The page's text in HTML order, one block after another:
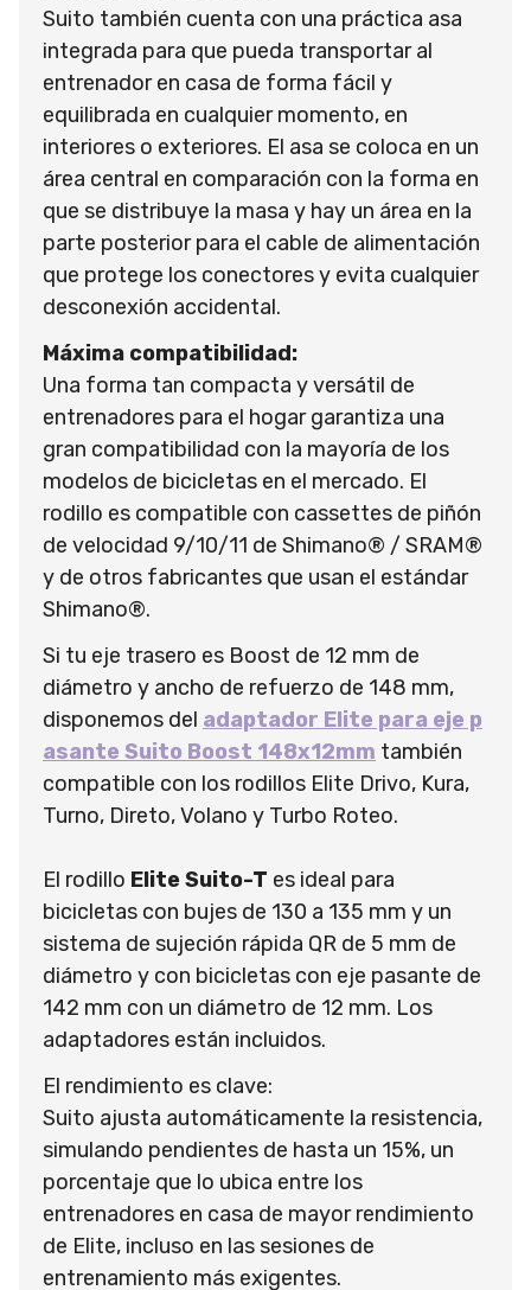
Suito también cuenta con una práctica asa
integrada para que pueda transportar al
entrenador en casa de forma fácil y
equilibrada en cualquier momento, en
interiores o exteriores. El asa se coloca en un
área central en comparación con la forma en
que se distribuye la masa y hay un área en la
parte posterior para el cable de alimentación
que protege los conectores y evita cualquier
desconexión accidental.
Máxima compatibilidad:
Una forma tan compacta y versátil de
entrenadores para el hogar garantiza una
gran compatibilidad con la mayoría de los
modelos de bicicletas en el mercado. El
rodillo es compatible con cassettes de piñón
de velocidad 9/10/11 de Shimano® / SRAM®
y de otros fabricantes que usan el estándar
Shimano®.
Si tu eje trasero es Boost de 12 mm de
diámetro y ancho de refuerzo de 148 mm,
disponemos del adaptador Elite para eje p
asante Suito Boost 148x12mm también
compatible con los rodillos Elite Drivo, Kura,
Turno, Direto, Volano y Turbo Roteo.
El rodillo Elite Suito-T es ideal para
bicicletas con bujes de 130 a 135 mm y un
sistema de sujeción rápida QR de 5 mm de
diámetro y con bicicletas con eje pasante de
142 mm con un diámetro de 12 mm. Los
adaptadores están incluidos.
El rendimiento es clave:
Suito ajusta automáticamente la resistencia,
simulando pendientes de hasta un 15%, un
porcentaje que lo ubica entre los
entrenadores en casa de mayor rendimiento
de Elite, incluso en las sesiones de
entrenamiento más exigentes.